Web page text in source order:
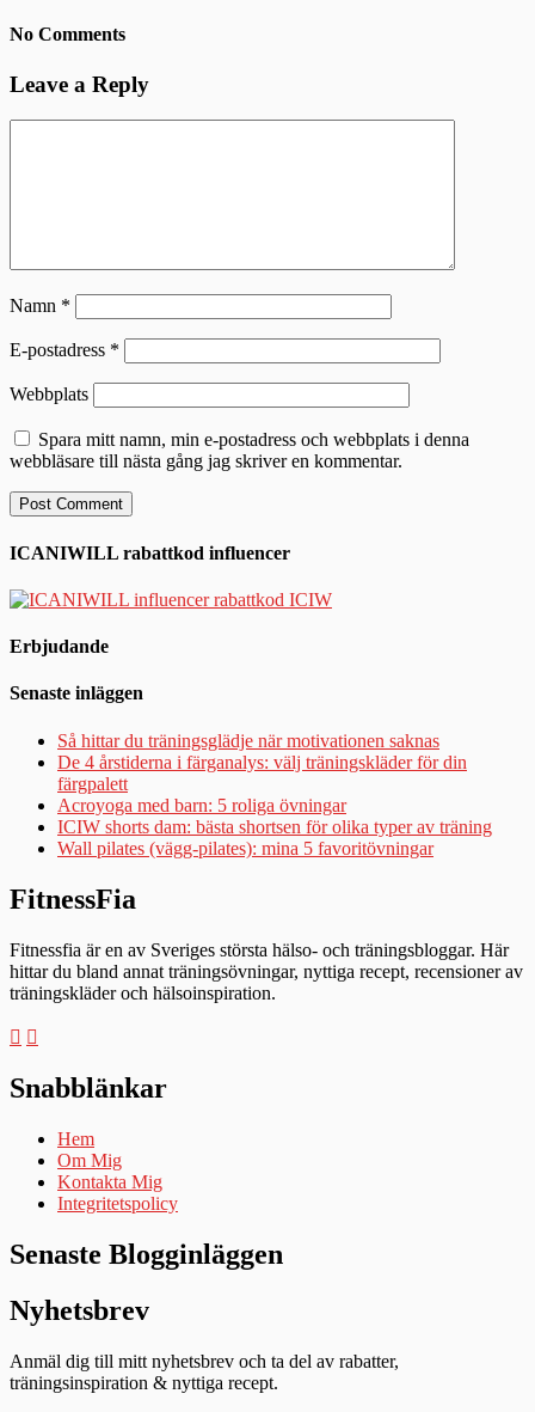
No Comments
Leave a Reply
Namn *
E-postadress *
Webbplats
Spara mitt namn, min e-postadress och webbplats i denna
webbläsare till nästa gång jag skriver en kommentar.
ICANIWILL rabattkod influencer
Erbjudande
Senaste inläggen
Så hittar du träningsglädje när motivationen saknas
De 4 årstiderna i färganalys: välj träningskläder för din
färgpalett
Acroyoga med barn: 5 roliga övningar
ICIW shorts dam: bästa shortsen för olika typer av träning
Wall pilates (vägg-pilates): mina 5 favoritövningar
FitnessFia
Fitnessfia är en av Sveriges största hälso- och träningsbloggar. Här
hittar du bland annat träningsövningar, nyttiga recept, recensioner av
träningskläder och hälsoinspiration.
Snabblänkar
Hem
Om Mig
Kontakta Mig
Integritetspolicy
Senaste Blogginläggen
Nyhetsbrev
Anmäl dig till mitt nyhetsbrev och ta del av rabatter,
träningsinspiration & nyttiga recept.